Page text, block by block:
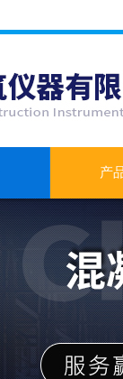
产